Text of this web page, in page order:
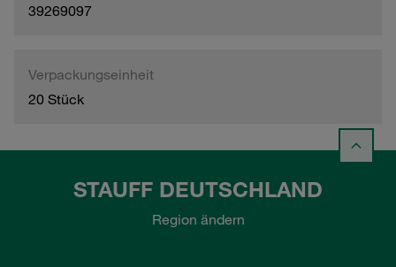
39269097
Verpackungseinheit
20 Stück
STAUFF DEUTSCHLAND
Region ändern